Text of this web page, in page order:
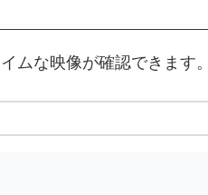
ムな映像が確認できます。